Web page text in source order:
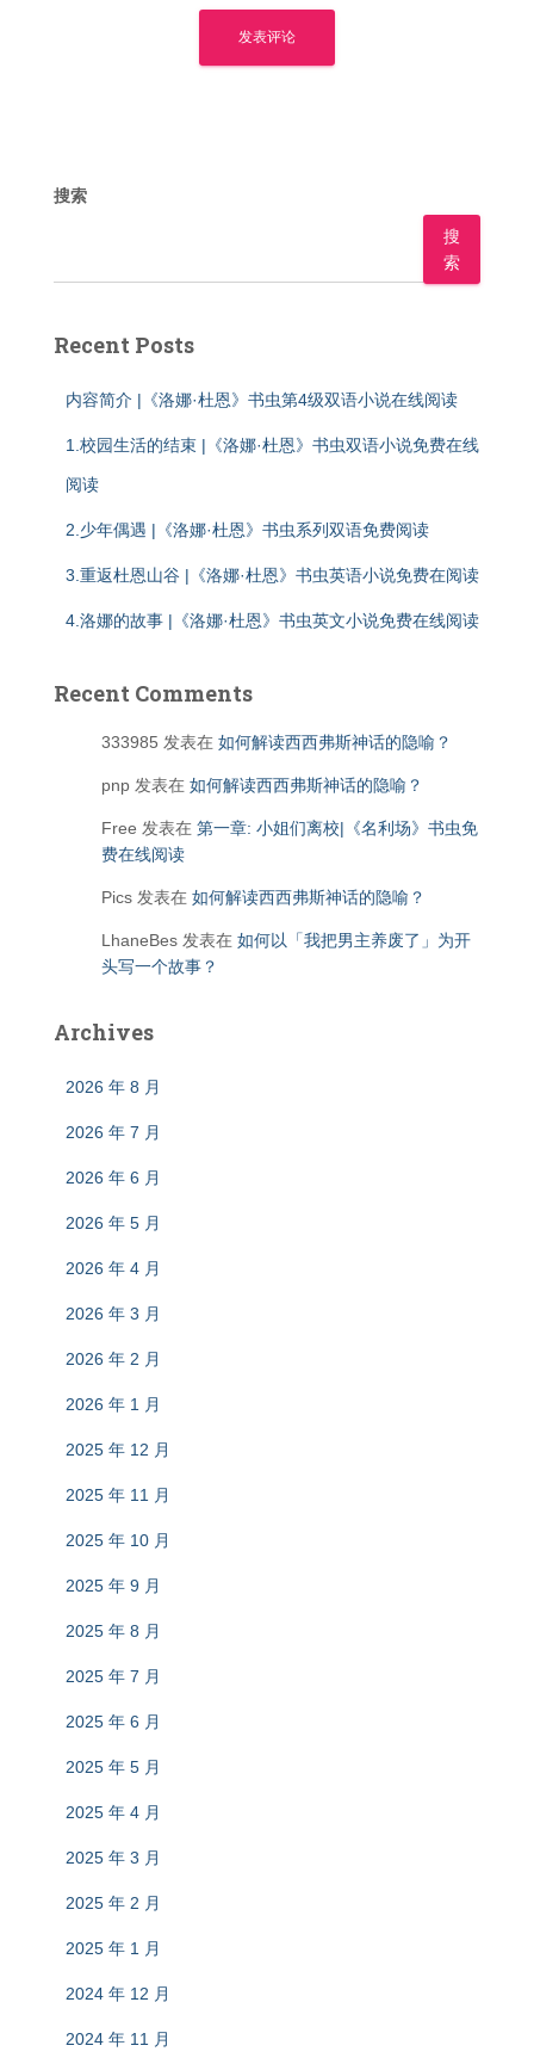
搜索
搜
索
Recent Posts
内容简介 |《洛娜·杜恩》书虫第4级双语小说在线阅读
1.校园生活的结束 |《洛娜·杜恩》书虫双语小说免费在线
阅读
2.少年偶遇 |《洛娜·杜恩》书虫系列双语免费阅读
3.重返杜恩山谷 |《洛娜·杜恩》书虫英语小说免费在阅读
4.洛娜的故事 |《洛娜·杜恩》书虫英文小说免费在线阅读
Recent Comments
333985 发表在 如何解读西西弗斯神话的隐喻？
pnp 发表在 如何解读西西弗斯神话的隐喻？
Free 发表在 第一章: 小姐们离校|《名利场》书虫免
费在线阅读
Pics 发表在 如何解读西西弗斯神话的隐喻？
LhaneBes 发表在 如何以「我把男主养废了」为开
头写一个故事？
Archives
2026 年 8 月
2026 年 7 月
2026 年 6 月
2026 年 5 月
2026 年 4 月
2026 年 3 月
2026 年 2 月
2026 年 1 月
2025 年 12 月
2025 年 11 月
2025 年 10 月
2025 年 9 月
2025 年 8 月
2025 年 7 月
2025 年 6 月
2025 年 5 月
2025 年 4 月
2025 年 3 月
2025 年 2 月
2025 年 1 月
2024 年 12 月
2024 年 11 月